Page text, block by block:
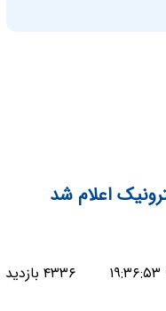
اعلام شد
۴۳۳۶ بازدید